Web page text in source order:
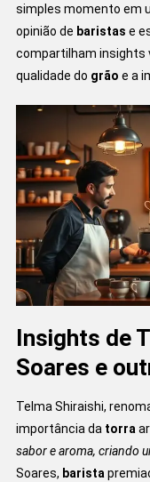
simples momento em
opinião de baristas e
compartilham insights
qualidade do grão e a
Insights de
Soares e
Telma Shiraishi,
importância da torra
sabor e aroma, criando
Soares, barista